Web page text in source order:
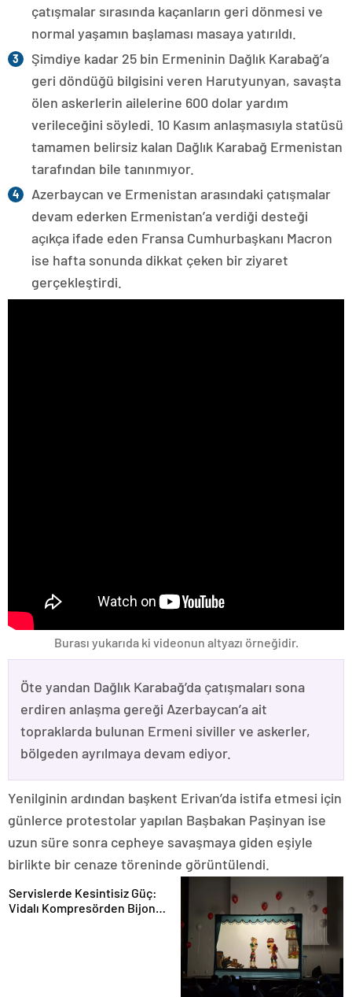
çatışmalar sırasında kaçanların geri dönmesi ve
normal yaşamın başlaması masaya yatırıldı.
Şimdiye kadar 25 bin Ermeninin Dağlık Karabağ’a
geri döndüğü bilgisini veren Harutyunyan, savaşta
ölen askerlerin ailelerine 600 dolar yardım
verileceğini söyledi. 10 Kasım anlaşmasıyla statüsü
tamamen belirsiz kalan Dağlık Karabağ Ermenistan
tarafından bile tanınmıyor.
Azerbaycan ve Ermenistan arasındaki çatışmalar
devam ederken Ermenistan’a verdiği desteği
açıkça ifade eden Fransa Cumhurbaşkanı Macron
ise hafta sonunda dikkat çeken bir ziyaret
gerçekleştirdi.
Burası yukarıda ki videonun altyazı örneğidir.
Öte yandan Dağlık Karabağ’da çatışmaları sona
erdiren anlaşma gereği Azerbaycan’a ait
topraklarda bulunan Ermeni siviller ve askerler,
bölgeden ayrılmaya devam ediyor.
Yenilginin ardından başkent Erivan’da istifa etmesi için
günlerce protestolar yapılan Başbakan Paşinyan ise
uzun süre sonra cepheye savaşmaya giden eşiyle
birlikte bir cenaze töreninde görüntülendi.
Servislerde Kesintisiz Güç:
Vidalı Kompresörden Bijon